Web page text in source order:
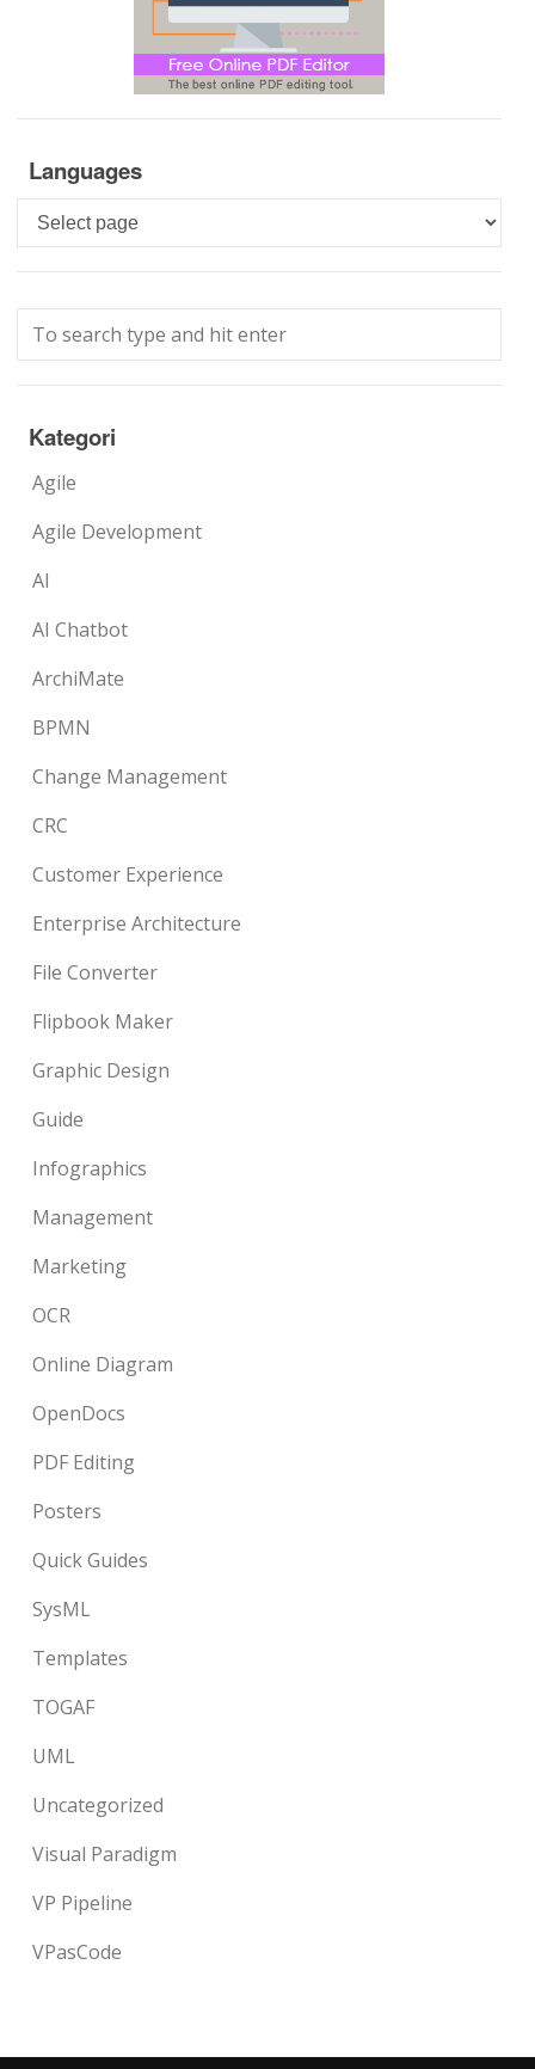
Languages
Languages
Kategori
Agile
Agile Development
AI
AI Chatbot
ArchiMate
BPMN
Change Management
CRC
Customer Experience
Enterprise Architecture
File Converter
Flipbook Maker
Graphic Design
Guide
Infographics
Management
Marketing
OCR
Online Diagram
OpenDocs
PDF Editing
Posters
Quick Guides
SysML
Templates
TOGAF
UML
Uncategorized
Visual Paradigm
VP Pipeline
VPasCode